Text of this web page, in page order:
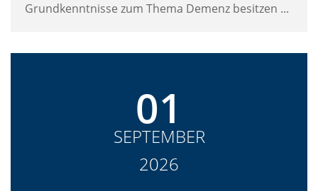
Grundkenntnisse zum Thema Demenz besitzen ...
01
SEPTEMBER
2026